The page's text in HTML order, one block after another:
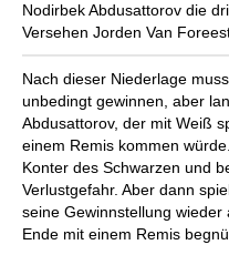
Nodirbek Abdusattorov die
Versehen Jorden Van
Nach dieser Niederlage
unbedingt gewinnen, aber
Abdusattorov, der mit Weiß
einem Remis kommen
Konter des Schwarzen und
Verlustgefahr. Aber dann
seine Gewinnstellung
Ende mit einem Remis